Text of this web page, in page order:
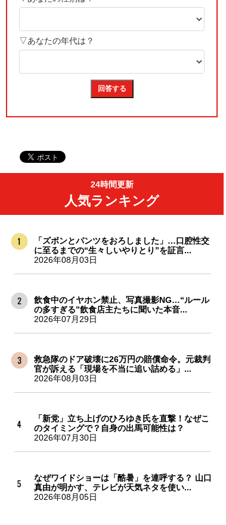
24時間更新
人気ランキング
「ズボンとパンツをおろしました」…口腔性交
に至るまでの“生々しいやりとり”を証言...
2026年08月03日
飲食中のイヤホン禁止、写真撮影NG…“ルール
の多すぎる”飲食店主たちに聞いた本音...
2026年07月29日
救急隊のドア破壊に26万円の賠償命令。元裁判
官が訴える「現場を不当に追い詰める」...
2026年08月03日
「新党」立ち上げのひろゆき氏を直撃！なぜこ
のタイミングで？自身の出馬可能性は？
2026年07月30日
なぜワイドショーは「酷暑」を連呼する？ 山口
真由が明かす、テレビが天気ネタを使い...
2026年08月05日